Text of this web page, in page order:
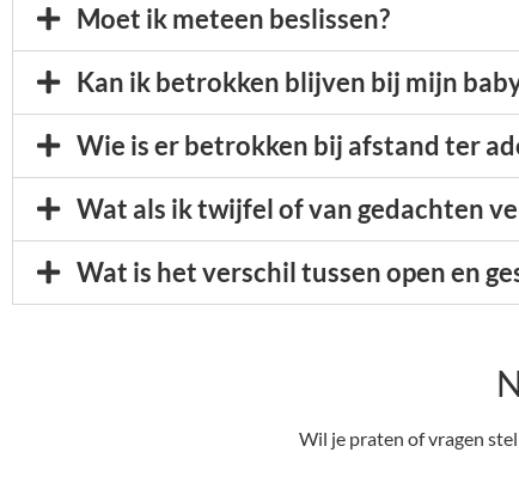
Moet ik meteen beslissen?
Kan ik betrokken blijven bij mijn
Wie is er betrokken bij afstand ter
Wat als ik twijfel of van gedachten
Wat is het verschil tussen open en
Wil je praten of vragen